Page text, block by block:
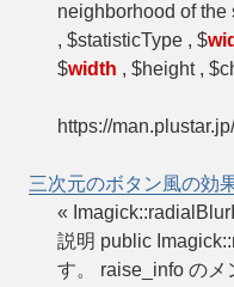
neighborhood of the
, $statisticType , $
$width , $height ,
https://
三次元のボタン風の効
«
説明 public
す。 raise_info のメ